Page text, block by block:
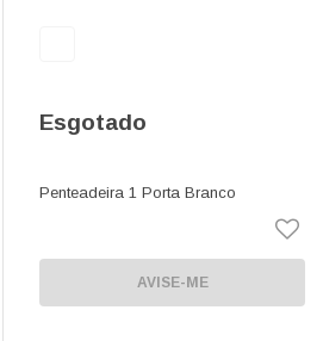
Esgotado
Penteadeira 1 Porta Branco
AVISE-ME